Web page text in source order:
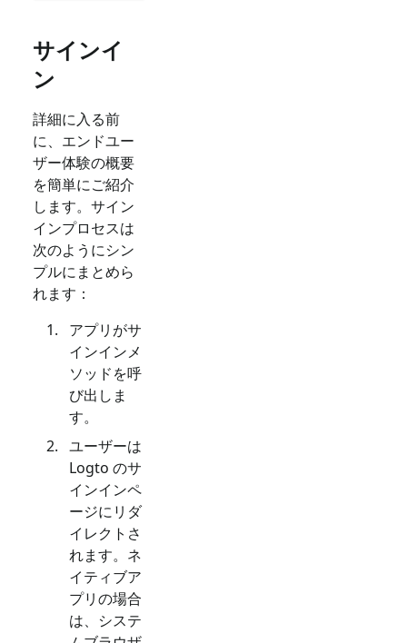
サインイ
ン
詳細に入る前
に、エンドユー
ザー体験の概要
を簡単にご紹介
します。サイン
インプロセスは
次のようにシン
プルにまとめら
れます：
アプリがサ
インインメ
ソッドを呼
び出しま
す。
ユーザーは
Logto のサ
インインペ
ージにリダ
イレクトさ
れます。ネ
イティブア
プリの場合
は、システ